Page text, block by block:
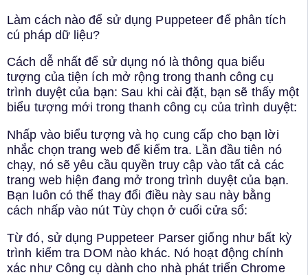
Làm cách nào để sử dụng Puppeteer để phân tích
cú pháp dữ liệu?
Cách dễ nhất để sử dụng nó là thông qua biểu
tượng của tiện ích mở rộng trong thanh công cụ
trình duyệt của bạn: Sau khi cài đặt, bạn sẽ thấy một
biểu tượng mới trong thanh công cụ của trình duyệt:
Nhấp vào biểu tượng và họ cung cấp cho bạn lời
nhắc chọn trang web để kiểm tra. Lần đầu tiên nó
chạy, nó sẽ yêu cầu quyền truy cập vào tất cả các
trang web hiện đang mở trong trình duyệt của bạn.
Bạn luôn có thể thay đổi điều này sau này bằng
cách nhấp vào nút Tùy chọn ở cuối cửa sổ:
Từ đó, sử dụng Puppeteer Parser giống như bất kỳ
trình kiểm tra DOM nào khác. Nó hoạt động chính
xác như Công cụ dành cho nhà phát triển Chrome